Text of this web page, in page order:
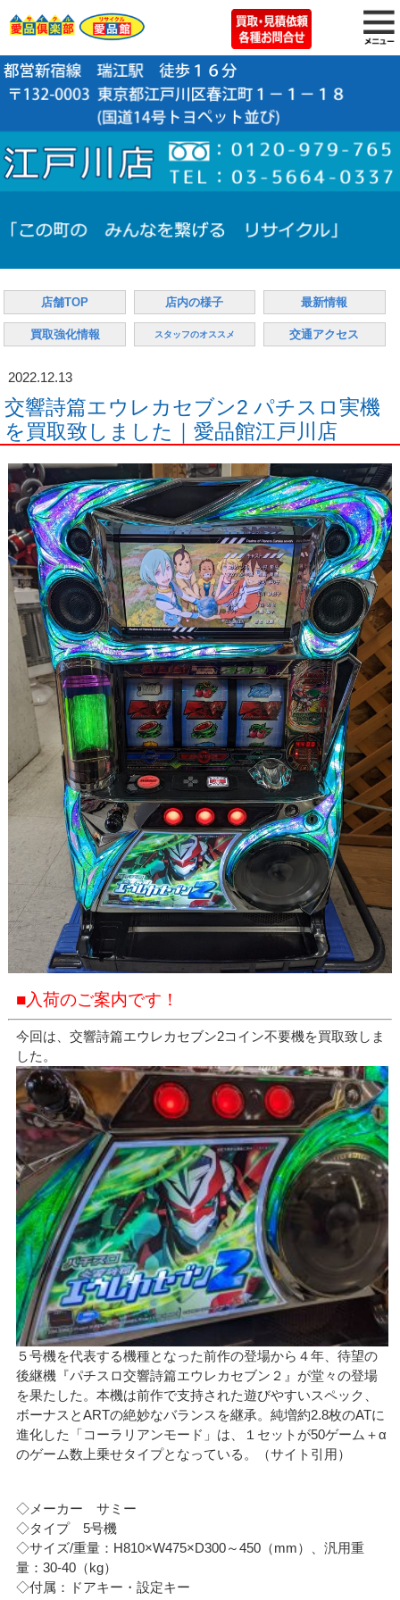
店舗TOP 店内の様子 最新情報
買取強化情報 スタッフのオススメ 交通アクセス
2022.12.13
交響詩篇エウレカセブン2 パチスロ実機
を買取致しました｜愛品館江戸川店
■入荷のご案内です！
今回は、交響詩篇エウレカセブン2コイン不要機を買取致しま
した。
５号機を代表する機種となった前作の登場から４年、待望の
後継機『パチスロ交響詩篇エウレカセブン２』が堂々の登場
を果たした。本機は前作で支持された遊びやすいスペック、
ボーナスとARTの絶妙なバランスを継承。純増約2.8枚のATに
進化した「コーラリアンモード」は、１セットが50ゲーム＋α
のゲーム数上乗せタイプとなっている。（サイト引用）
◇メーカー サミー
◇タイプ 5号機
◇サイズ/重量：H810×W475×D300～450（mm）、汎用重
量：30-40（kg）
◇付属：ドアキー・設定キー